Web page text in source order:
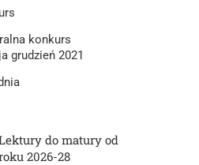
konkurs
grudzień 2021
do matury od
2026-28